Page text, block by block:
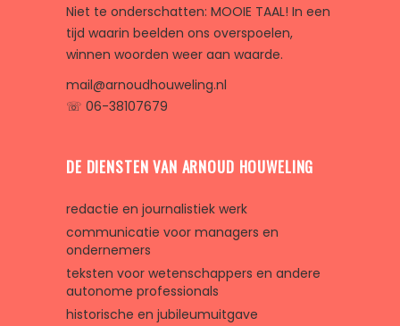
Niet te onderschatten: MOOIE TAAL! In een
tijd waarin beelden ons overspoelen,
winnen woorden weer aan waarde.
mail@arnoudhouweling.nl
☏ 06-38107679
DE DIENSTEN VAN ARNOUD HOUWELING
redactie en journalistiek werk
communicatie voor managers en
ondernemers
teksten voor wetenschappers en andere
autonome professionals
historische en jubileumuitgave